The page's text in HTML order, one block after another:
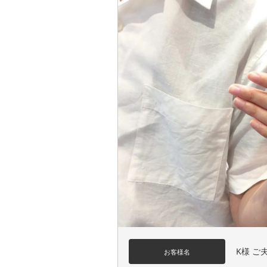
お客様名 K様 ご